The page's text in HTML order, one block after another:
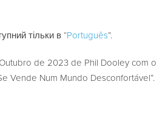
тільки в “Português”.
de 2023 de Phil Dooley com o
Vende Num Mundo Desconfortável”.